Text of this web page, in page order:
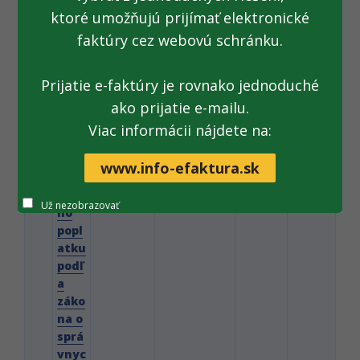
CÚ
cia k
ho
popl
atku
podľ
a
záko
na o
sprá
vnyc
Platný
ktoré umožňujú prijímať elektronické
faktúry cez webovú schránku.
Prijatie e-faktúry je rovnako jednoduché
ako prijatie e-mailu.
Viac informácii nájdete na:
www.info-efaktura.sk
Už nezobrazovať